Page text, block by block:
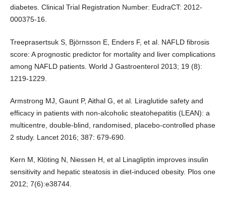
diabetes. Clinical Trial Registration Number: EudraCT: 2012-
000375-16.
Treeprasertsuk S, Björnsson E, Enders F, et al. NAFLD fibrosis
score: A prognostic predictor for mortality and liver complications
among NAFLD patients. World J Gastroenterol 2013; 19 (8):
1219-1229.
Armstrong MJ, Gaunt P, Aithal G, et al. Liraglutide safety and
efficacy in patients with non-alcoholic steatohepatitis (LEAN): a
multicentre, double-blind, randomised, placebo-controlled phase
2 study. Lancet 2016; 387: 679-690.
Kern M, Klöting N, Niessen H, et al Linagliptin improves insulin
sensitivity and hepatic steatosis in diet-induced obesity. Plos one
2012; 7(6):e38744.